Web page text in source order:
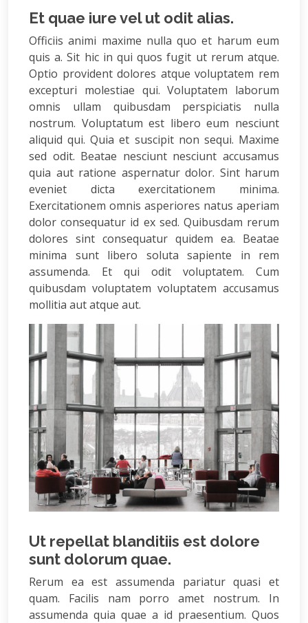
Et quae iure vel ut odit alias.
Officiis animi maxime nulla quo et harum eum
quis a. Sit hic in qui quos fugit ut rerum atque.
Optio provident dolores atque voluptatem rem
excepturi molestiae qui. Voluptatem laborum
omnis ullam quibusdam perspiciatis nulla
nostrum. Voluptatum est libero eum nesciunt
aliquid qui. Quia et suscipit non sequi. Maxime
sed odit. Beatae nesciunt nesciunt accusamus
quia aut ratione aspernatur dolor. Sint harum
eveniet dicta exercitationem minima.
Exercitationem omnis asperiores natus aperiam
dolor consequatur id ex sed. Quibusdam rerum
dolores sint consequatur quidem ea. Beatae
minima sunt libero soluta sapiente in rem
assumenda. Et qui odit voluptatem. Cum
quibusdam voluptatem voluptatem accusamus
mollitia aut atque aut.
Ut repellat blanditiis est dolore
sunt dolorum quae.
Rerum ea est assumenda pariatur quasi et
quam. Facilis nam porro amet nostrum. In
assumenda quia quae a id praesentium. Quos